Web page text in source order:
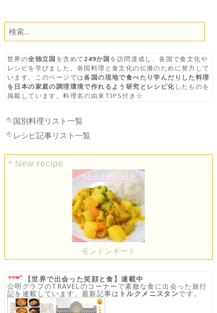
検
索:
世界の全独立国を含めて249か国を訪問達成し、各国で食文化や
レシピを学びました。各国料理と食文化の伝播のために努力して
います。このページでは各国の現地で食べたり学んだりした料理
を日本の家庭の調理環境で作れるよう研究とレシピ化したものを
掲載しています。料理名の由来TIPS付き☆
国別料理リスト一覧
レシピ記事リスト一覧
＊New recipe
モンドンギート
【世界で出会った笑顔と食】連載中
公明グラフのTRAVELのコーナーで素敵な食に出会った旅行
記を連載しています。最新記事は トルクメニスタンです。